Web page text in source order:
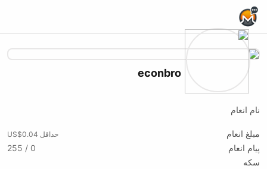
Home Page
econbro
نام انعام
مبلغ انعام حداقل US$0.04
پیام انعام
0 / 255
سکه